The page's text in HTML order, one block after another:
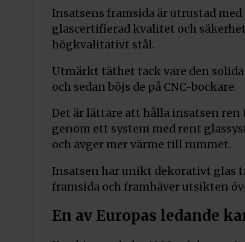
Insatsens framsida är utrustad
glascertifierad kvalitet och
högkvalitativt stål.
Utmärkt täthet tack vare den
och sedan böjs de på CNC-bockare.
Det är lättare att hålla insatsen ren
genom ett system med rent
och avger mer värme till rummet.
Insatsen har unikt dekorativt glas
framsida och framhäver utsikten
En av Europas ledande